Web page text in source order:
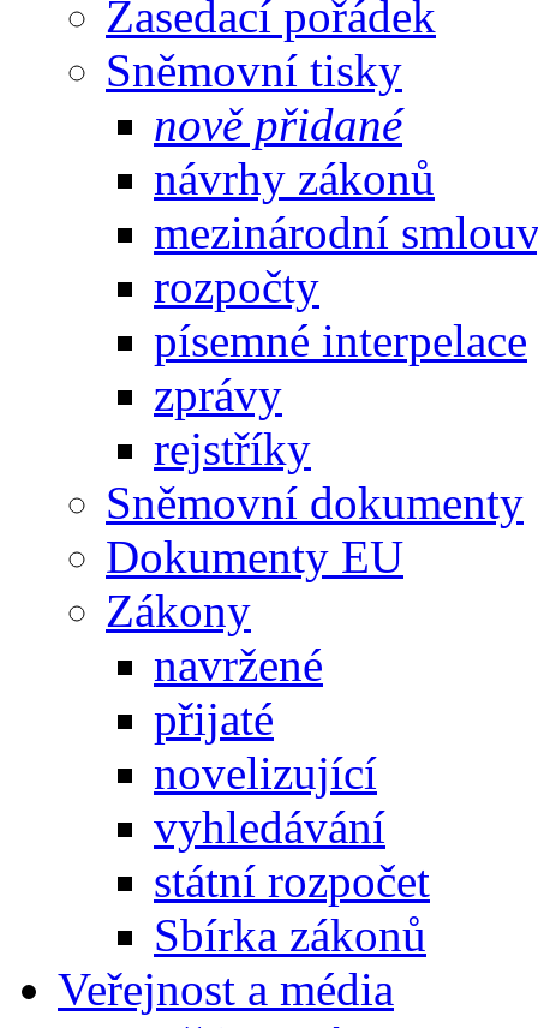
Zasedací pořádek
Sněmovní tisky
nově přidané
návrhy zákonů
mezinárodní
rozpočty
písemné interpelace
zprávy
rejstříky
Sněmovní dokumenty
Dokumenty EU
Zákony
navržené
přijaté
novelizující
vyhledávání
státní rozpočet
Sbírka zákonů
Veřejnost a média